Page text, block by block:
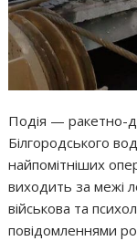
Подія — ракетно-
Білгородського
найпомітніших
виходить за межі
військова та
повідомленнями